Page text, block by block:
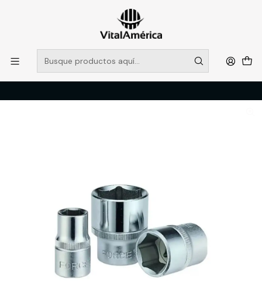
POR SISTEMA FRONTAL SOLO RETIROS EN TIENDA, DESDE
MUCHAS GRACIAS +569 5956 2237
Leer más
Inicio Catálogo FERRETERIA
HERRAMIENTAS MANUALES
DADO 1/2 DE 24 MM. HEXAGONAL (54524) FORCE